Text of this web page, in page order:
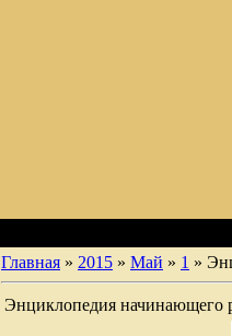
Главная » 2015 » Май » 1 »
Энциклопедия начинающего